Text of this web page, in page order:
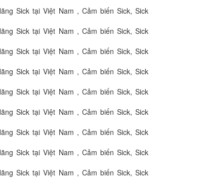
Sick tại Việt Nam , Cảm biến Sick, Sick
Sick tại Việt Nam , Cảm biến Sick, Sick
Sick tại Việt Nam , Cảm biến Sick, Sick
Sick tại Việt Nam , Cảm biến Sick, Sick
Sick tại Việt Nam , Cảm biến Sick, Sick
Sick tại Việt Nam , Cảm biến Sick, Sick
Sick tại Việt Nam , Cảm biến Sick, Sick
Sick tại Việt Nam , Cảm biến Sick, Sick
Sick tại Việt Nam , Cảm biến Sick, Sick